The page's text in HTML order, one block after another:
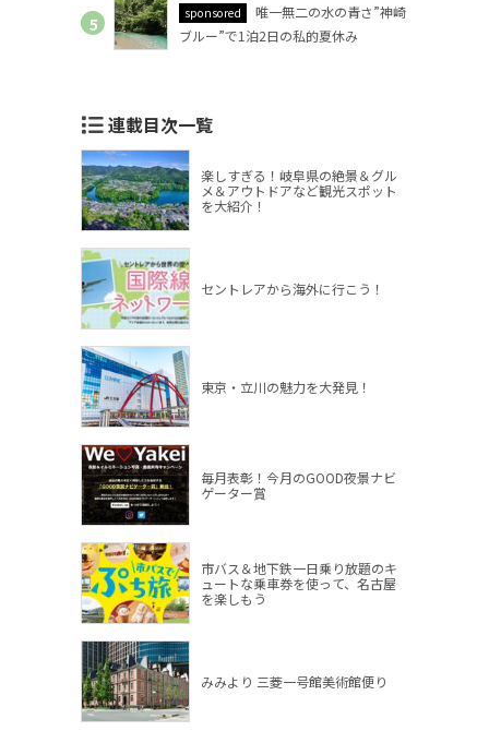
sponsored
唯一無二の水の青さ”神崎
ブルー”で1泊2日の私的夏休み
連載目次一覧
楽しすぎる！岐阜県の絶景＆グル
メ＆アウトドアなど観光スポット
を大紹介！
セントレアから海外に行こう！
東京・立川の魅力を大発見！
毎月表彰！今月のGOOD夜景ナビ
ゲーター賞
市バス＆地下鉄一日乗り放題のキ
ュートな乗車券を使って、名古屋
を楽しもう
みみより 三菱一号館美術館便り